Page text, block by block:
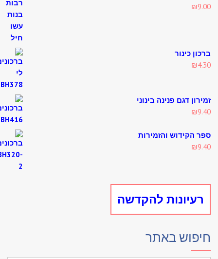
₪
כינור
₪
דגם פנינה בינוני
₪
הקידוש והזמירות
₪
להקדשה
באתר